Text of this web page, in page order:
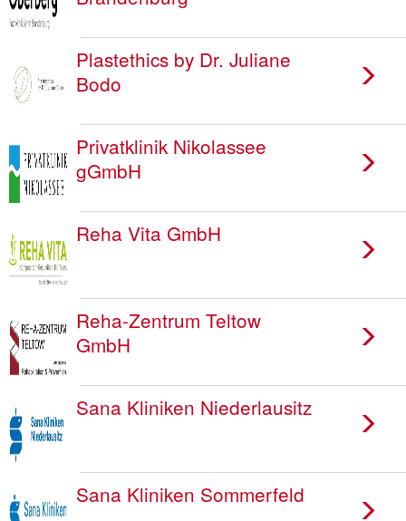
Plastethics by Dr. Juliane
Bodo
Privatklinik Nikolassee
gGmbH
Reha Vita GmbH
Reha-Zentrum Teltow
GmbH
Sana Kliniken Niederlausitz
Sana Kliniken Sommerfeld